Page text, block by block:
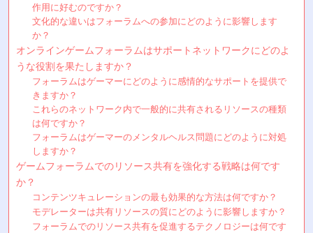
作用に好むのですか？
文化的な違いはフォーラムへの参加にどのように影響します
か？
オンラインゲームフォーラムはサポートネットワークにどのよ
うな役割を果たしますか？
フォーラムはゲーマーにどのように感情的なサポートを提供で
きますか？
これらのネットワーク内で一般的に共有されるリソースの種類
は何ですか？
フォーラムはゲーマーのメンタルヘルス問題にどのように対処
しますか？
ゲームフォーラムでのリソース共有を強化する戦略は何です
か？
コンテンツキュレーションの最も効果的な方法は何ですか？
モデレーターは共有リソースの質にどのように影響しますか？
フォーラムでのリソース共有を促進するテクノロジーは何です